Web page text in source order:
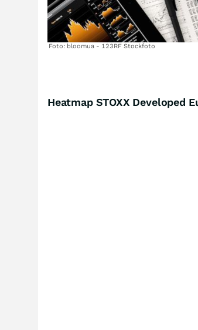
Foto: bloomua - 123RF Stockfoto
Heatmap STOXX Developed